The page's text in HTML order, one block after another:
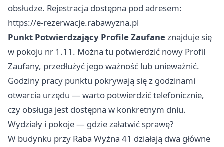
obsłudze. Rejestracja dostępna pod adresem:
https://e-rezerwacje.rabawyzna.pl
Punkt Potwierdzający Profile Zaufaneznajduje się
w pokoju nr 1.11. Można tu potwierdzić nowy Profil
Zaufany, przedłużyć jego ważność lub unieważnić.
Godziny pracy punktu pokrywają się z godzinami
otwarcia urzędu — warto potwierdzić telefonicznie,
czy obsługa jest dostępna w konkretnym dniu.
Wydziały i pokoje — gdzie załatwić sprawę?
W budynku przy Raba Wyżna 41 działają dwa główne